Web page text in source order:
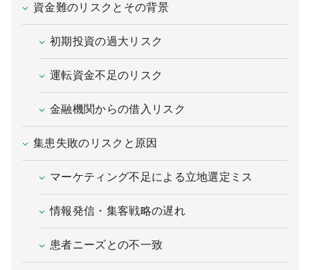
診療圏調査
受付時間 9:00 ～ 18:00
0120-315-606
医師求人
DtoDとは
医院の譲渡・売却をお考えの方
資金難のリスクとその背景
初期投資の過大リスク
運転資金不足のリスク
金融機関からの借入リスク
集患失敗のリスクと原因
マーケティング不足による立地選定ミス
情報発信・集客戦略の遅れ
患者ニーズとの不一致